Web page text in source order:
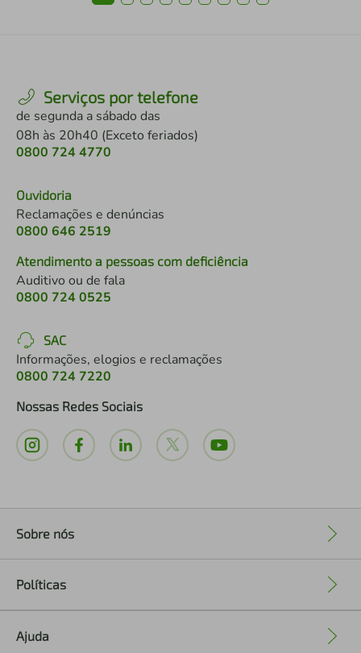
Serviços por telefone
de segunda a sábado das
08h às 20h40 (Exceto feriados)
0800 724 4770
Ouvidoria
Reclamações e denúncias
0800 646 2519
Atendimento a pessoas com deficiência
Auditivo ou de fala
0800 724 0525
SAC
Informações, elogios e reclamações
0800 724 7220
Nossas Redes Sociais
Sobre nós
Políticas
Ajuda